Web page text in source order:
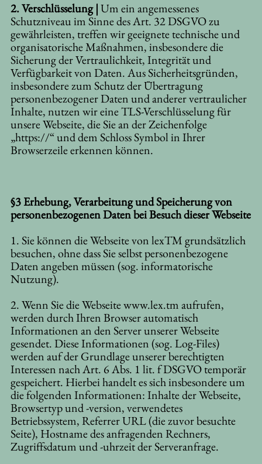
2. Verschlüsselung |Um ein angemessenes
Schutzniveau im Sinne des Art. 32 DSGVO zu
gewährleisten, treffen wir geeignete technische und
organisatorische Maßnahmen, insbesondere die
Sicherung der Vertraulichkeit, Integrität und
Verfügbarkeit von Daten. Aus Sicherheitsgründen,
insbesondere zum Schutz der Übertragung
personenbezogener Daten und anderer vertraulicher
Inhalte, nutzen wir eine TLS-Verschlüsselung für
unsere Webseite, die Sie an der Zeichenfolge
„https://“ und dem Schloss Symbol in Ihrer
Browserzeile erkennen können.
§3 Erhebung, Verarbeitung und Speicherung von
personenbezogenen Daten bei Besuch dieser Webseite
1. Sie können die Webseite von lexTM grundsätzlich
besuchen, ohne dass Sie selbst personenbezogene
Daten angeben müssen (sog. informatorische
Nutzung).
2. Wenn Sie die Webseite www.lex.tm aufrufen,
werden durch Ihren Browser automatisch
Informationen an den Server unserer Webseite
gesendet. Diese Informationen (sog. Log-Files)
werden auf der Grundlage unserer berechtigten
Interessen nach Art. 6 Abs. 1 lit. f DSGVO temporär
gespeichert. Hierbei handelt es sich insbesondere um
die folgenden Informationen: Inhalte der Webseite,
Browsertyp und -version, verwendetes
Betriebssystem, Referrer URL (die zuvor besuchte
Seite), Hostname des anfragenden Rechners,
Zugriffsdatum und -uhrzeit der Serveranfrage.